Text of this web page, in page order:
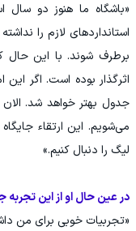
«باشگاه ما هنوز دو
استانداردهای لازم را
برطرف شوند. با این حال
اثرگذار بوده است. اگر این
جدول بهتر خواهد شد.
می‌شویم. این ارتقاء
لیگ را دنبال کنیم.»
در عین حال او از این
«تجربیات خوبی برای من